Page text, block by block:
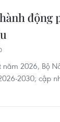
động
năm 2026, Bộ
2030; cập